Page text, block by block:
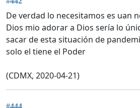
De verdad lo necesitamos es uan
Dios mio adorar a Dios sería lo
sacar de esta situación de
solo el tiene el Poder
(CDMX, 2020-04-21)
#444